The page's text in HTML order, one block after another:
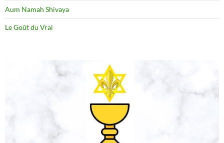
Aum Namah Shivaya
Le Goût du Vrai